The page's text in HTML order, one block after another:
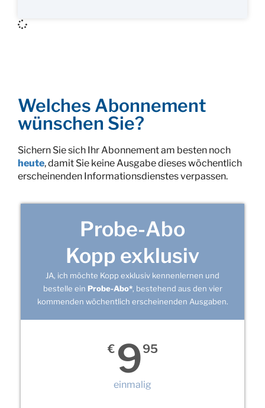
Welches Abonnement
wünschen Sie?
Sichern Sie sich Ihr Abonnement am besten noch
heute, damit Sie keine Ausgabe dieses wöchentlich
erscheinenden Informationsdienstes verpassen.
Probe-Abo
Kopp exklusiv
JA, ich möchte Kopp exklusiv kennenlernen und
bestelle ein Probe-Abo*, bestehend aus den vier
kommenden wöchentlich erscheinenden Ausgaben.
€ 995
einmalig